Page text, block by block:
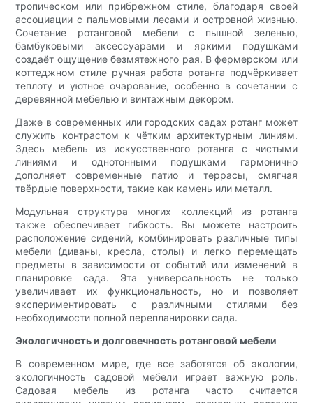
тропическом или прибрежном стиле, благодаря своей
ассоциации с пальмовыми лесами и островной жизнью.
Сочетание ротанговой мебели с пышной зеленью,
бамбуковыми аксессуарами и яркими подушками
создаёт ощущение безмятежного рая. В фермерском или
коттеджном стиле ручная работа ротанга подчёркивает
теплоту и уютное очарование, особенно в сочетании с
деревянной мебелью и винтажным декором.
Даже в современных или городских садах ротанг может
служить контрастом к чётким архитектурным линиям.
Здесь мебель из искусственного ротанга с чистыми
линиями и однотонными подушками гармонично
дополняет современные патио и террасы, смягчая
твёрдые поверхности, такие как камень или металл.
Модульная структура многих коллекций из ротанга
также обеспечивает гибкость. Вы можете настроить
расположение сидений, комбинировать различные типы
мебели (диваны, кресла, столы) и легко перемещать
предметы в зависимости от событий или изменений в
планировке сада. Эта универсальность не только
увеличивает их функциональность, но и позволяет
экспериментировать с различными стилями без
необходимости полной перепланировки сада.
Экологичность и долговечность ротанговой мебели
В современном мире, где все заботятся об экологии,
экологичность садовой мебели играет важную роль.
Садовая мебель из ротанга часто считается